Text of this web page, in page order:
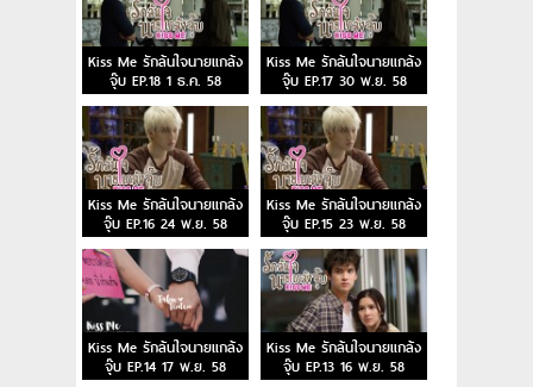
Kiss Me รักล้นใจนายแกล้ง
จุ๊บ EP.18 1 ธ.ค. 58
Kiss Me รักล้นใจนายแกล้ง
จุ๊บ EP.17 30 พ.ย. 58
Kiss Me รักล้นใจนายแกล้ง
จุ๊บ EP.16 24 พ.ย. 58
Kiss Me รักล้นใจนายแกล้ง
จุ๊บ EP.15 23 พ.ย. 58
Kiss Me รักล้นใจนายแกล้ง
จุ๊บ EP.14 17 พ.ย. 58
Kiss Me รักล้นใจนายแกล้ง
จุ๊บ EP.13 16 พ.ย. 58